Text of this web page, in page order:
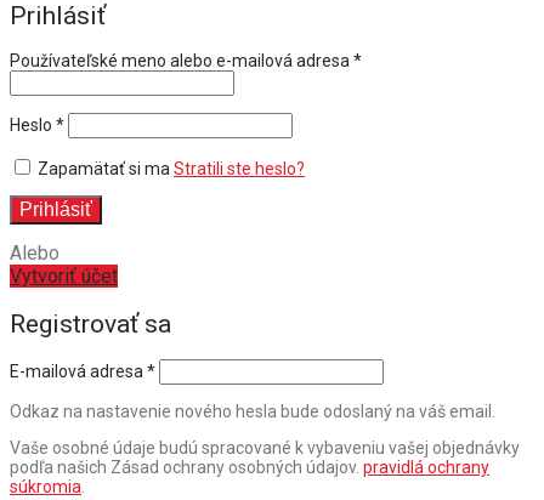
Prihlásiť
Používateľské meno alebo e-mailová adresa*Povinné
Heslo *Povinné
Zapamätať si maStratili ste heslo?
Prihlásiť
Alebo
Vytvoriť účet
Registrovať sa
E-mailová adresa*
Odkaz na nastavenie nového hesla bude odoslaný na váš email.
Vaše osobné údaje budú spracované k vybaveniu vašej objednávky
podľa našich Zásad ochrany osobných údajov. pravidlá ochrany
súkromia.